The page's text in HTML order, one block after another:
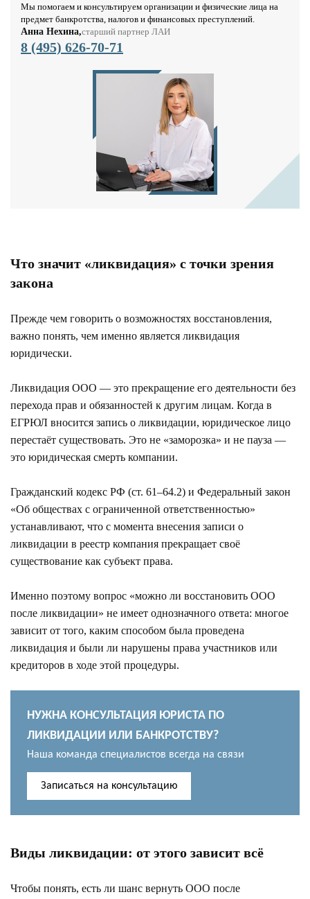
Мы помогаем и консультируем организации и физические лица на
предмет банкротства, налогов и финансовых преступлений.
Анна Нехина,старший партнер ЛАИ
8 (495) 626-70-71
Что значит «ликвидация» с точки зрения
закона
Прежде чем говорить о возможностях восстановления,
важно понять, чем именно является ликвидация
юридически.
Ликвидация ООО — это прекращение его деятельности без
перехода прав и обязанностей к другим лицам. Когда в
ЕГРЮЛ вносится запись о ликвидации, юридическое лицо
перестаёт существовать. Это не «заморозка» и не пауза —
это юридическая смерть компании.
Гражданский кодекс РФ (ст. 61–64.2) и Федеральный закон
«Об обществах с ограниченной ответственностью»
устанавливают, что с момента внесения записи о
ликвидации в реестр компания прекращает своё
существование как субъект права.
Именно поэтому вопрос «можно ли восстановить ООО
после ликвидации» не имеет однозначного ответа: многое
зависит от того, каким способом была проведена
ликвидация и были ли нарушены права участников или
кредиторов в ходе этой процедуры.
НУЖНА КОНСУЛЬТАЦИЯ ЮРИСТА ПО
ЛИКВИДАЦИИ ИЛИ БАНКРОТСТВУ?
Наша команда специалистов всегда на связи
Записаться на консультацию
Виды ликвидации: от этого зависит всё
Чтобы понять, есть ли шанс вернуть ООО после